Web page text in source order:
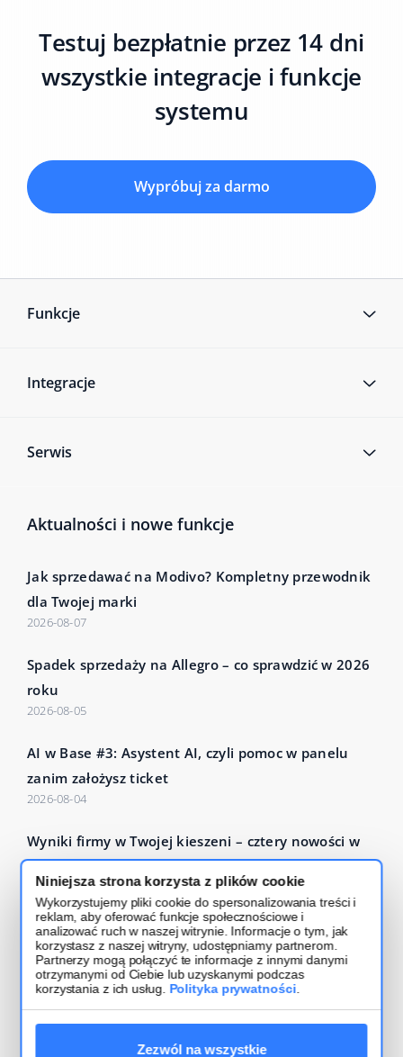
Niniejsza strona korzysta z plików cookie
Wykorzystujemy pliki cookie do spersonalizowania treści i
reklam, aby oferować funkcje społecznościowe i
analizować ruch w naszej witrynie. Informacje o tym, jak
korzystasz z naszej witryny, udostępniamy partnerom.
Partnerzy mogą połączyć te informacje z innymi danymi
otrzymanymi od Ciebie lub uzyskanymi podczas
korzystania z ich usług. Polityka prywatności.
Zezwól na wszystkie
Testuj bezpłatnie przez 14 dni
wszystkie integracje i funkcje
systemu
Wypróbuj za darmo
Funkcje
Integracje
Serwis
Aktualności i nowe funkcje
Jak sprzedawać na Modivo? Kompletny przewodnik
dla Twojej marki
2026-08-07
Spadek sprzedaży na Allegro – co sprawdzić w 2026
roku
2026-08-05
AI w Base #3: Asystent AI, czyli pomoc w panelu
zanim założysz ticket
2026-08-04
Wyniki firmy w Twojej kieszeni – cztery nowości w
Base Analytics
2026-07-27
Czytaj więcej – Base Blog